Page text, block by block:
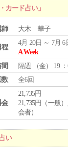
カード占い」
師 大木 華子
程
4月 20日 ～ 7月 6
A Week
間
隔週 （金） 19
数
全6回
金
21,735円
21,735円（一般
会者）
い